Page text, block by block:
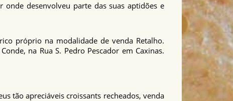
desenvolveu parte das suas aptidões e
próprio na modalidade de venda Retalho.
na Rua S. Pedro Pescador em Caxinas.
tão apreciáveis croissants recheados, venda